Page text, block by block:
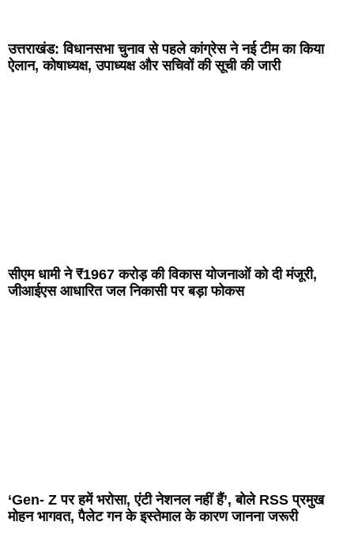
उत्तराखंड: विधानसभा चुनाव से पहले कांग्रेस ने नई टीम का किया
ऐलान, कोषाध्यक्ष, उपाध्यक्ष और सचिवों की सूची की जारी
सीएम धामी ने ₹1967 करोड़ की विकास योजनाओं को दी मंजूरी,
जीआईएस आधारित जल निकासी पर बड़ा फोकस
‘Gen- Z पर हमें भरोसा, एंटी नेशनल नहीं हैं’, बोले RSS प्रमुख
मोहन भागवत, पैलेट गन के इस्तेमाल के कारण जानना जरूरी